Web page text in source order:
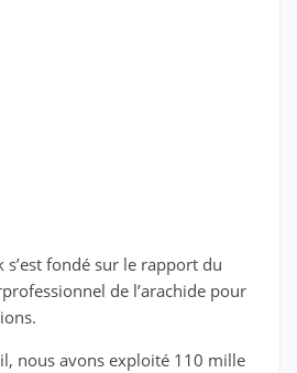
s’est fondé sur le rapport du
de l’arachide pour
nous avons exploité 110 mille